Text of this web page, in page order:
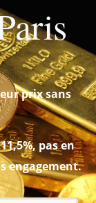
prix sans
pas en
engagement.